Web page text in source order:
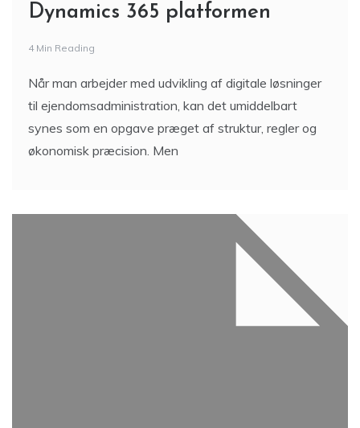
Dynamics 365 platformen
4 Min Reading
Når man arbejder med udvikling af digitale løsninger
til ejendomsadministration, kan det umiddelbart
synes som en opgave præget af struktur, regler og
økonomisk præcision. Men